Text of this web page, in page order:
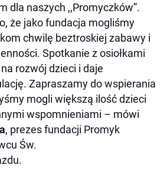
dla naszych ,,Promyczków”.
że jako fundacja mogliśmy
chwilę beztroskiej zabawy i
Spotkanie z osiołkami
rozwój dzieci i daje
Zapraszamy do wspierania
mogli większą ilość dzieci
wspomnieniami – mówi
, prezes fundacji Promyk
Św.